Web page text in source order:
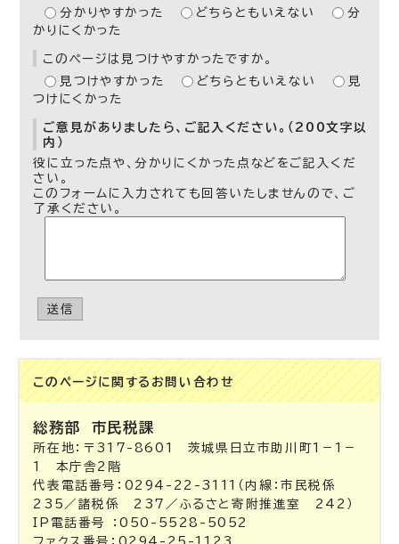
分かりやすかった どちらともいえない
分
かりにくかった
このページは見つけやすかったですか。
見つけやすかった
どちらともいえない
見
つけにくかった
ご意見がありましたら、ご記入ください。（200文字以
内）
役に立った点や、分かりにくかった点などをご記入くだ
さい。
このフォームに入力されても回答いたしませんので、ご
了承ください。
送信
このページに関する お問い合わせ
総務部 市民税課
所在地：〒317-8601 茨城県日立市助川町1－1－
1 本庁舎2階
代表電話番号：0294-22-3111（内線：市民税係
235／諸税係 237／ふるさと寄附推進室 242）
IP電話番号 ：050-5528-5052
ファクス番号：0294-25-1123